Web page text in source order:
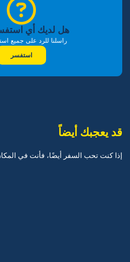
هل لديك أي
راسلنا للرد على جميع
استفسر
قد يعجبك أيضاً
إذا كنت تحب السفر أيضًا، فأنت في